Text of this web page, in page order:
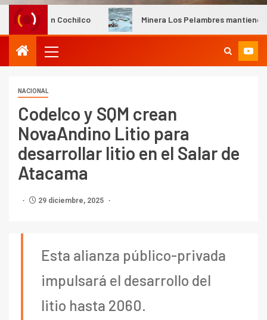
Minera Los Pelambres mantiene instalaciones
NACIONAL
Codelco y SQM crean
NovaAndino Litio para
desarrollar litio en el Salar de
Atacama
29 diciembre, 2025
Esta alianza público-privada
impulsará el desarrollo del
litio hasta 2060.